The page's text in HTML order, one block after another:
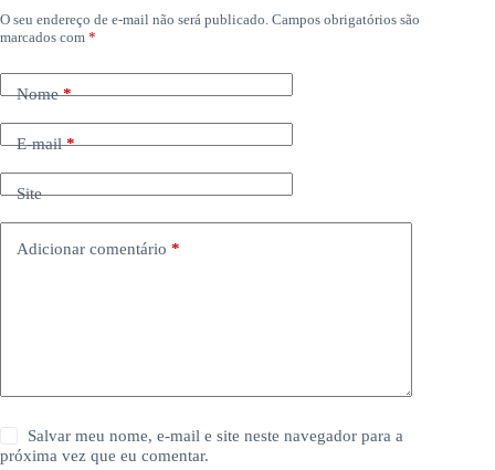
O seu endereço de e-mail não será publicado. Campos obrigatórios são
marcados com *
Nome*
E-mail*
Site
Adicionar comentário *
Salvar meu nome, e-mail e site neste navegador para a
próxima vez que eu comentar.